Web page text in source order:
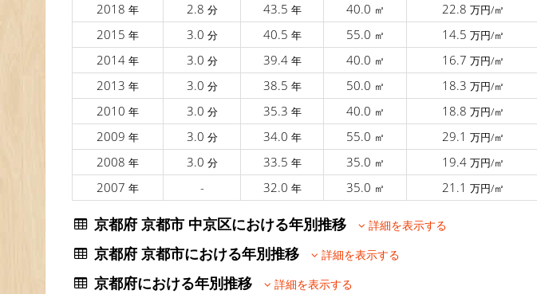
2018 年 2.8 分 43.5 年 40.0 ㎡ 22.8 万円/㎡
2015 年 3.0 分 40.5 年 55.0 ㎡ 14.5 万円/㎡
2014 年 3.0 分 39.4 年 40.0 ㎡ 16.7 万円/㎡
2013 年 3.0 分 38.5 年 50.0 ㎡ 18.3 万円/㎡
2010 年 3.0 分 35.3 年 40.0 ㎡ 18.8 万円/㎡
2009 年 3.0 分 34.0 年 55.0 ㎡ 29.1 万円/㎡
2008 年 3.0 分 33.5 年 35.0 ㎡ 19.4 万円/㎡
2007 年 - 32.0 年 35.0 ㎡ 21.1 万円/㎡
京都府 京都市 中京区における年別推移 詳細を表示する
京都府 京都市における年別推移 詳細を表示する
京都府における年別推移 詳細を表示する